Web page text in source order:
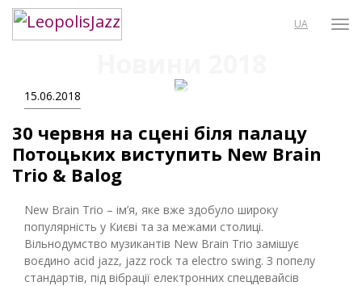
UA
15.06.2018
30 червня на сцені біля палацу
Потоцьких виступить New Brain
Trio & Balog
New Brain Trio – ім’я, яке вже здобуло широку
популярність у Києві та за межами столиці.
Вільнодумство музикантів New Brain Trio замішує
воєдино acid jazz, jazz rock та electro swing. З попелу
стандартів, під вібрації електронних спецдевайсів